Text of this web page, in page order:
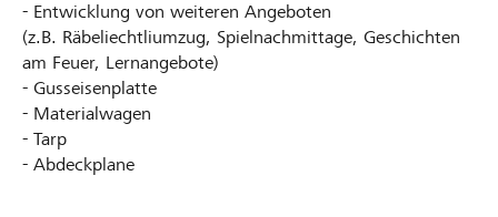
- Entwicklung von weiteren Angeboten
(z.B. Räbeliechtliumzug, Spielnachmittage, Geschichten
am Feuer, Lernangebote)
- Gusseisenplatte
- Materialwagen
- Tarp
- Abdeckplane